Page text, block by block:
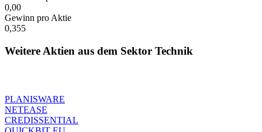
0,00
Gewinn pro Aktie
0,355
Weitere Aktien aus dem Sektor Technik
PLANISWARE
NETEASE
CREDISSENTIAL